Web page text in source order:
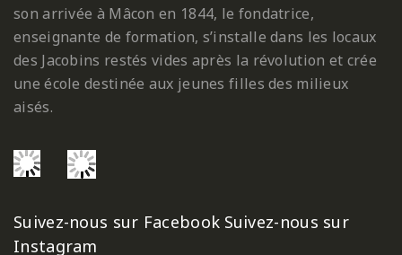
son arrivée à Mâcon en 1844, le fondatrice,
enseignante de formation, s’installe dans les locaux
des Jacobins restés vides après la révolution et crée
une école destinée aux jeunes filles des milieux
aisés.
Suivez-nous sur Facebook Suivez-nous sur
Instagram